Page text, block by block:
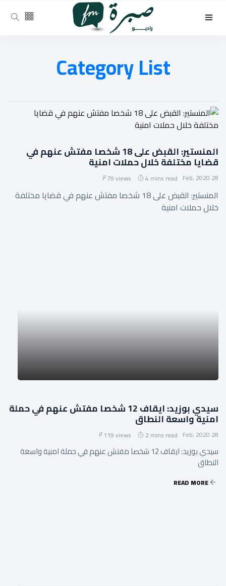
Category List
المنستير: القبض على 18 شخصا مفتش عنهم في
قضايا مختلفة خلال حملات امنية
28 Feb, 2020
4 mins read
79 views
المنستير: القبض على 18 شخصا مفتش عنهم في قضايا مختلفة
خلال حملات امنية
سيدي بوزيد: ايقاف 12 شخصا مفتش عنهم في حملة
امنية واسعة النطاق
28 Feb, 2020
2 mins read
119 views
سيدي بوزيد: ايقاف 12 شخصا مفتش عنهم في حملة امنية واسعة
النطاق
READ MORE